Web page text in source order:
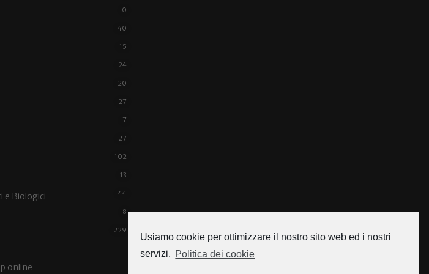
0
40
15
24
20
27
7
27
102
13
e Biologici 44
8
229
online
Usiamo cookie per ottimizzare il nostro sito web ed i nostri
servizi. Politica dei cookie